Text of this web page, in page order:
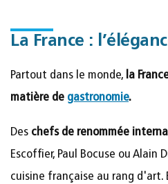
La France :
Partout dans le monde, la
matière de gastronomie.
Des chefs de renommée
Escoffier, Paul Bocuse ou Alain
cuisine française au rang